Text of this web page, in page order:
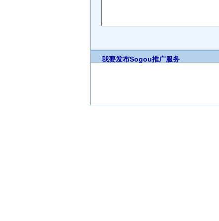
我要发布Sogou推广服务